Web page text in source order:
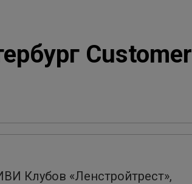
Customer
Клубов «Ленстройтрест»,